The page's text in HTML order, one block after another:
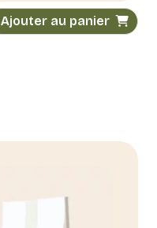
Ajouter au panier